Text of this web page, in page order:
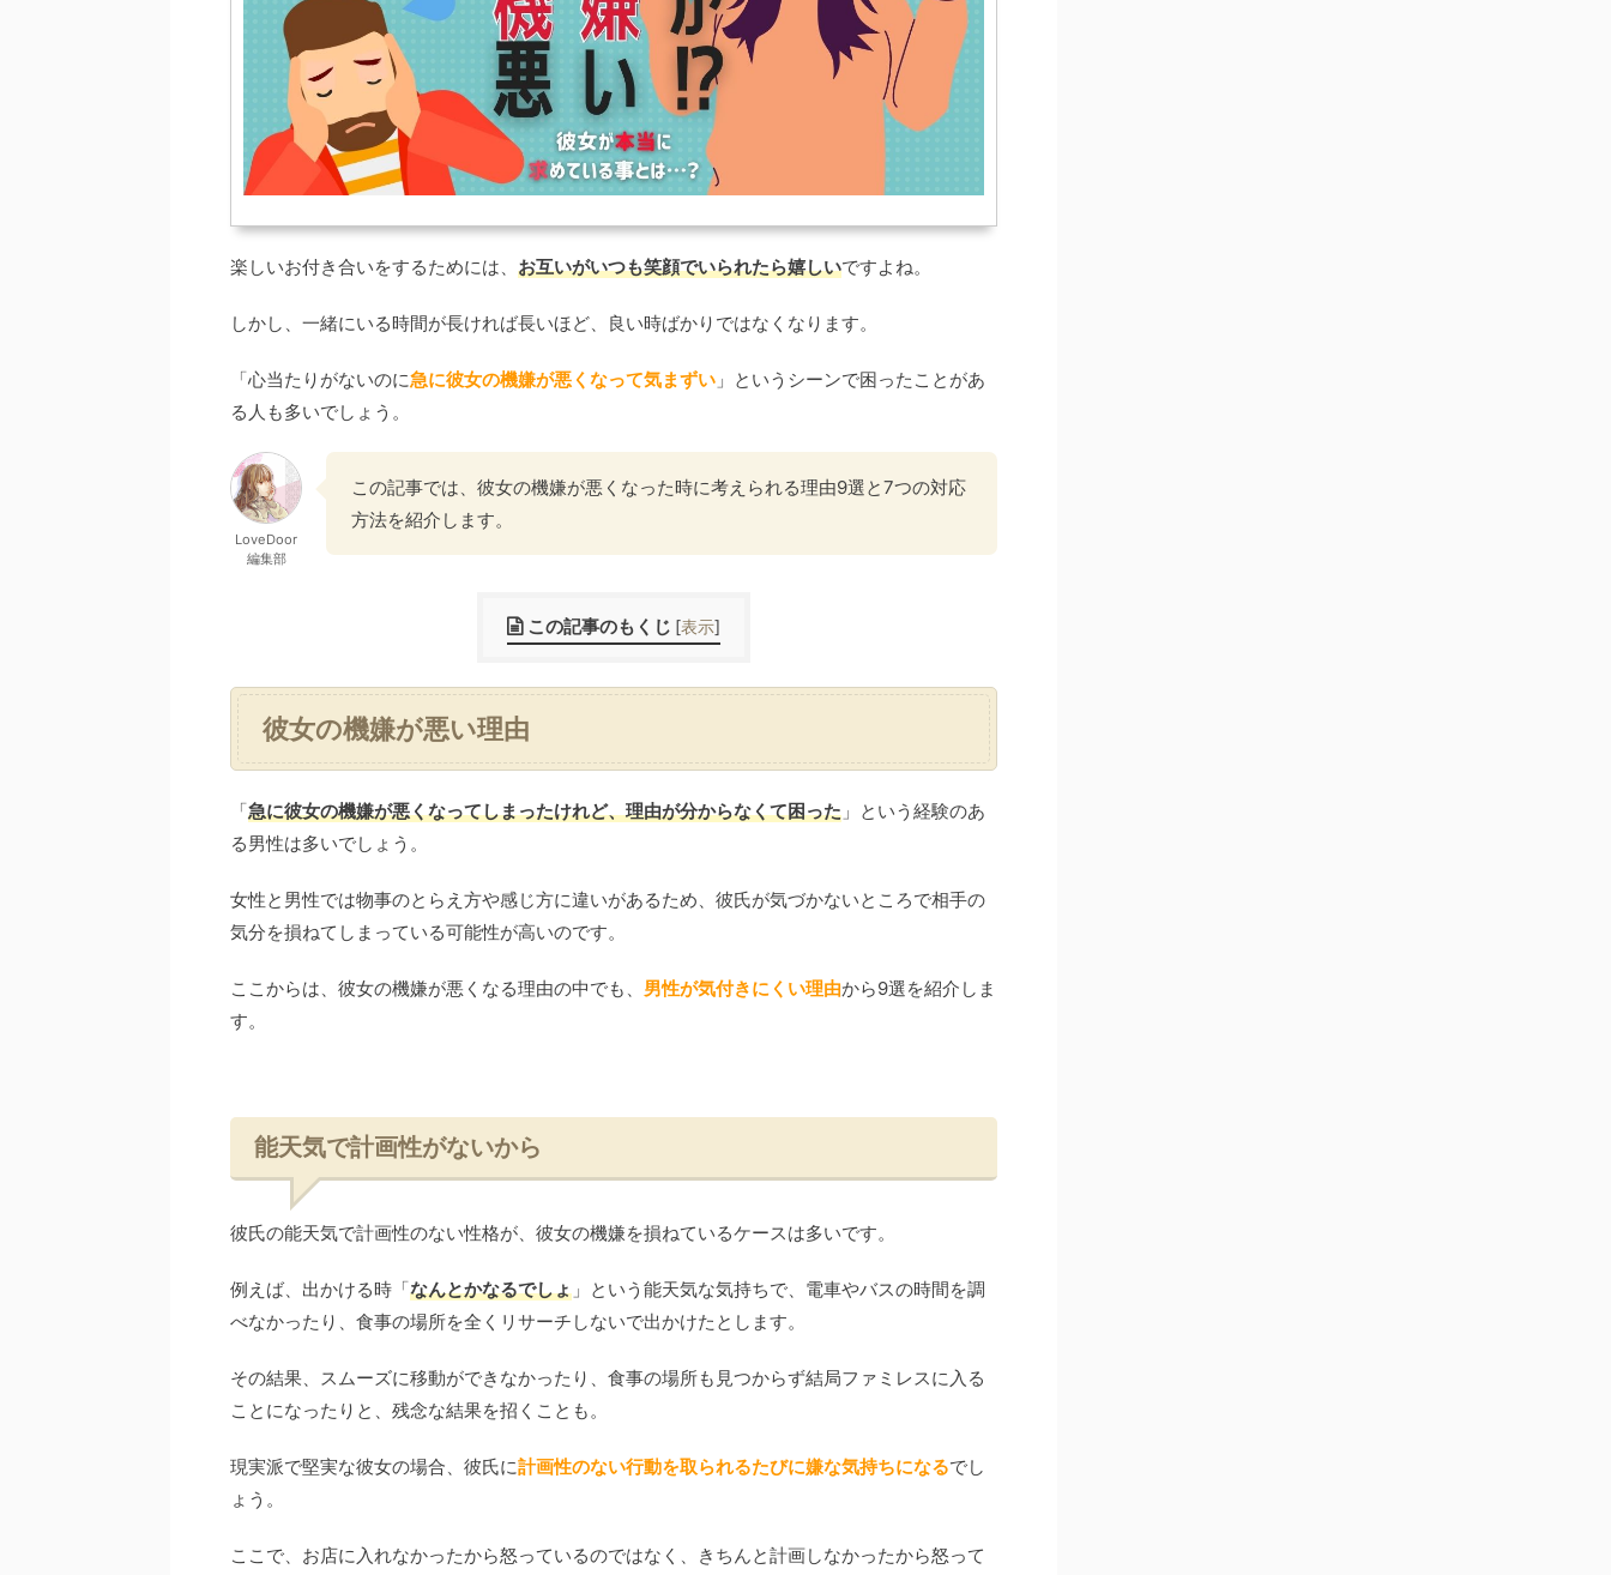
楽しいお付き合いをするためには、 お互いがいつも笑顔でいられたら嬉しいですよね。
しかし、一緒にいる時間が長ければ長いほど、良い時ばかりではなくなります。
「心当たりがないのに急に彼女の機嫌が悪くなって気まずい 」というシーンで困ったことがあ
る人も多いでしょう。
LoveDoor
編集部
この記事では、彼女の機嫌が悪くなった時に考えられる理由9選と7つの対応
方法を紹介します。
この記事のもくじ [表示]
彼女の機嫌が悪い理由
「急に彼女の機嫌が悪くなってしまったけれど、理由が分からなくて困った 」という経験のあ
る男性は多いでしょう。
女性と男性では物事のとらえ方や感じ方に違いがあるため、彼氏が気づかないところで相手の
気分を損ねてしまっている可能性が高いのです。
ここからは、彼女の機嫌が悪くなる理由の中でも、 男性が気付きにくい理由から9選を紹介しま
す。
能天気で計画性がないから
彼氏の能天気で計画性のない性格が、彼女の機嫌を損ねているケースは多いです。
例えば、出かける時「なんとかなるでしょ 」という能天気な気持ちで、電車やバスの時間を調
べなかったり、食事の場所を全くリサーチしないで出かけたとします。
その結果、スムーズに移動ができなかったり、食事の場所も見つからず結局ファミレスに入る
ことになったりと、残念な結果を招くことも。
現実派で堅実な彼女の場合、彼氏に計画性のない行動を取られるたびに嫌な気持ちになるでし
ょう。
ここで、お店に入れなかったから怒っているのではなく、きちんと計画しなかったから怒って